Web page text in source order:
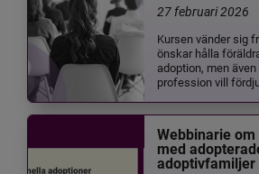
27 februari 2026
Kursen vänder sig
önskar hålla
adoption, men
profession vill
Webbinarie
med
adoptivfamiljer